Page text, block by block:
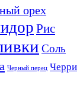
орех
Рис
Соль
Черный перец Черри